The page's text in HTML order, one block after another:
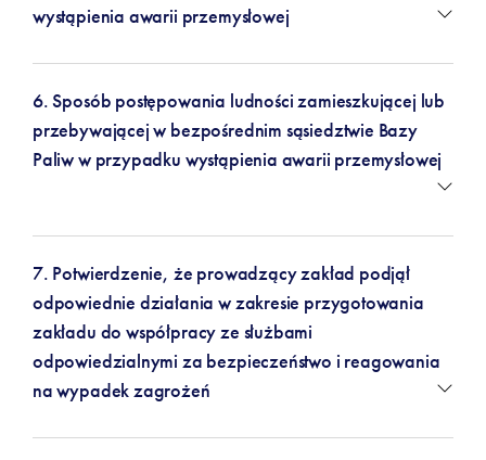
wystąpienia awarii przemysłowej
6. Sposób postępowania ludności zamieszkującej lub
przebywającej w bezpośrednim sąsiedztwie Bazy
Paliw w przypadku wystąpienia awarii przemysłowej
7. Potwierdzenie, że prowadzący zakład podjął
odpowiednie działania w zakresie przygotowania
zakładu do współpracy ze służbami
odpowiedzialnymi za bezpieczeństwo i reagowania
na wypadek zagrożeń